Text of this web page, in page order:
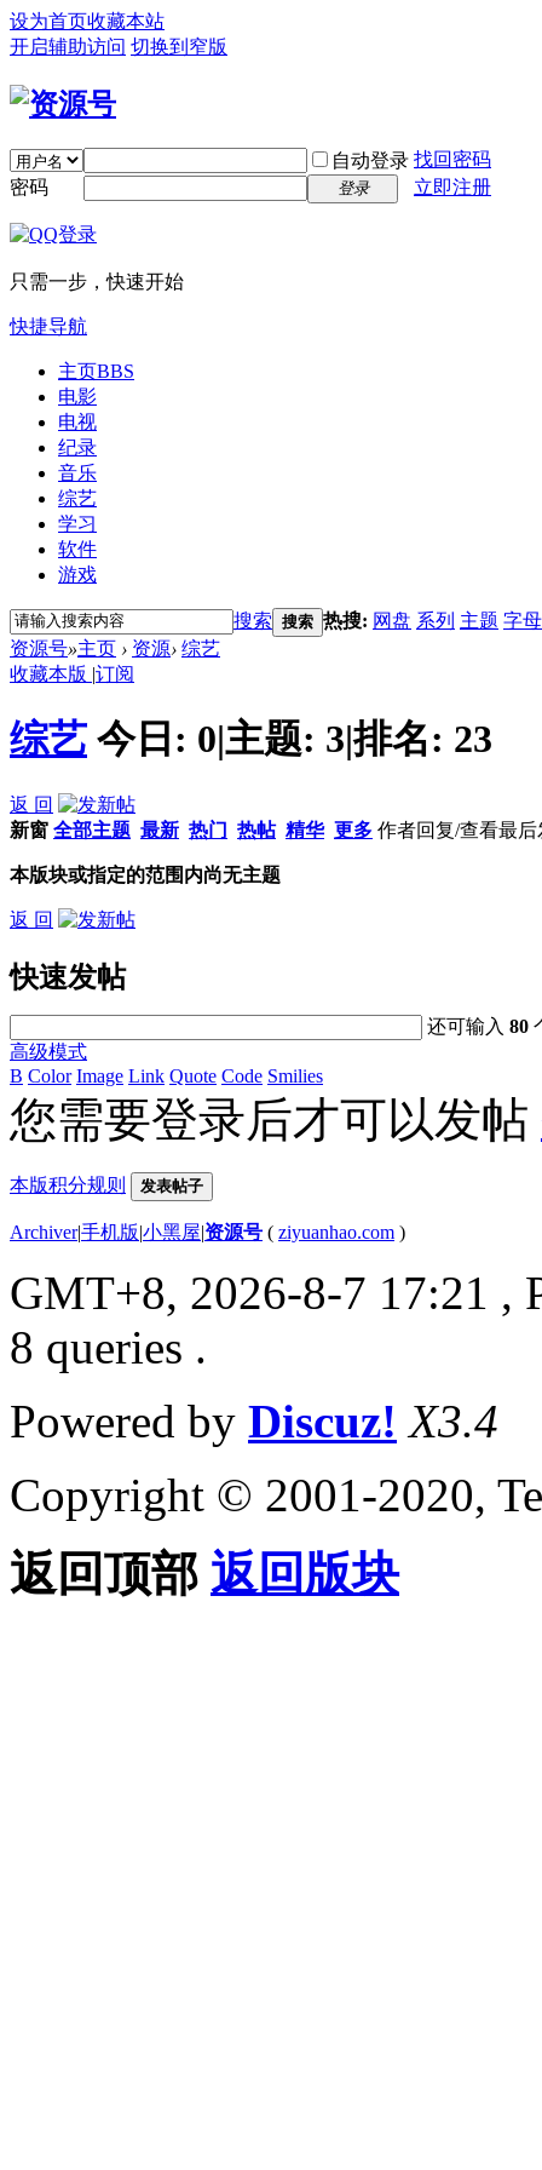
设为首页收藏本站
开启辅助访问 切换到窄版
自动登录 找回密码
密码
登录 立即注册
只需一步，快速开始
快捷导航
主页BBS
电影
电视
纪录
音乐
综艺
学习
软件
游戏
搜索 搜索 热搜: 网盘 系列 主题 字
资源号»主页 › 资源› 综艺
收藏本版 |订阅
综艺 今日: 0|主题: 3|排名: 23
返 回
新窗 全部主题 最新 热门 热帖 精华 更多 作者回复/查看最后
本版块或指定的范围内尚无主题
返 回
快速发帖
还可输入80
高级模式
B Color Image Link Quote Code Smilies
您需要登录后才可以发帖
本版积分规则 发表帖子
Archiver|手机版|小黑屋|资源号 ( ziyuanhao.com )
GMT+8, 2026-8-7 17:21 ,
8 queries .
Powered by Discuz! X3.4
Copyright © 2001-2020,
返回顶部 返回版块